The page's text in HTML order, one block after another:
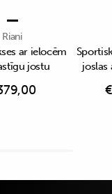
Riani
ar ielocēm
jostu
joslas
€